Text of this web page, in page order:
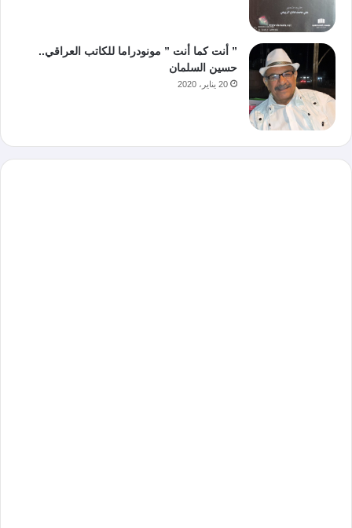
” أنت كما أنت ” مونودراما للكاتب العراقي..
حسين السلمان
20 يناير، 2020